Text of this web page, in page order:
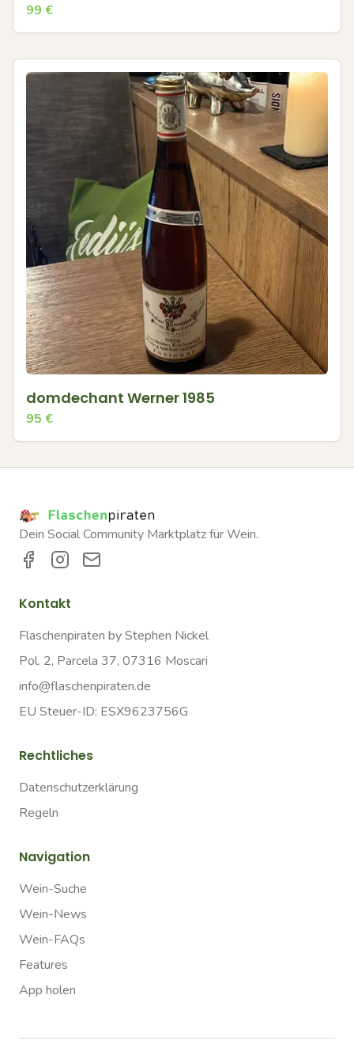
99 €
domdechant Werner 1985
95 €
Dein Social Community Marktplatz für Wein.
Kontakt
Flaschenpiraten by Stephen Nickel
Pol. 2, Parcela 37, 07316 Moscari
info@flaschenpiraten.de
EU Steuer-ID: ESX9623756G
Rechtliches
Datenschutzerklärung
Regeln
Navigation
Wein-Suche
Wein-News
Wein-FAQs
Features
App holen